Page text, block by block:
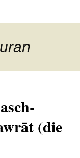
Grundlage
(die